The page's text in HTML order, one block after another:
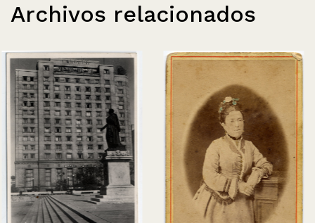
Archivos relacionados